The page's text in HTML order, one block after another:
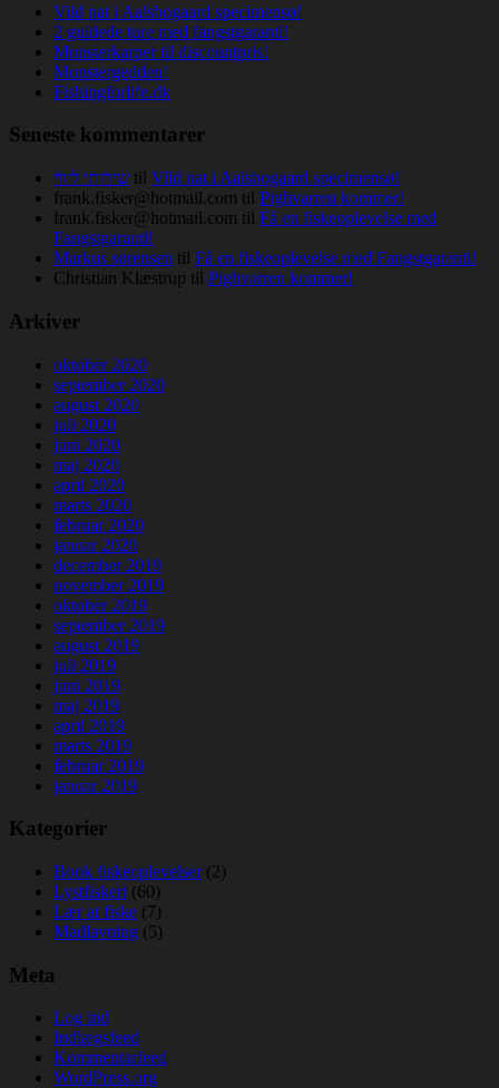
Vild nat i Aalsbogaard specimensø!
2 guidede ture med fangstgaranti!
Monsterkarper til discountpris!
Monstergedden!
Fishingforlife.dk
Seneste kommentarer
שירותי ליווי til Vild nat i Aalsbogaard specimensø!
frank.fisker@hotmail.com til Pighvarren kommer!
frank.fisker@hotmail.com til Få en fiskeoplevelse med
Fangstgaranti!
Markus sørensen til Få en fiskeoplevelse med Fangstgaranti!
Christian Klæstrup til Pighvarren kommer!
Arkiver
oktober 2020
september 2020
august 2020
juli 2020
juni 2020
maj 2020
april 2020
marts 2020
februar 2020
januar 2020
december 2019
november 2019
oktober 2019
september 2019
august 2019
juli 2019
juni 2019
maj 2019
april 2019
marts 2019
februar 2019
januar 2019
Kategorier
Book fiskeoplevelser(2)
Lystfiskeri (60)
Lær at fiske (7)
Madlavning (5)
Meta
Log ind
Indlægsfeed
Kommentarfeed
WordPress.org